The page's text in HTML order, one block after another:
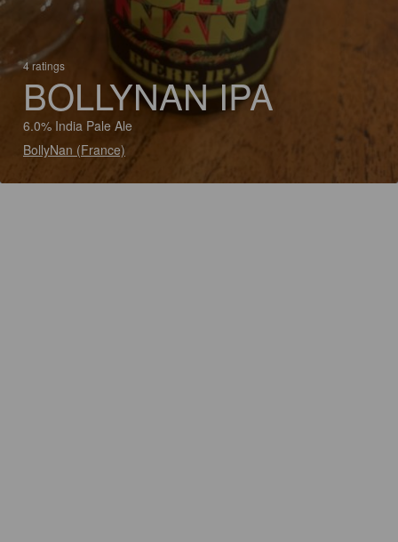
4 ratings
BOLLYNAN IPA
6.0% India Pale Ale
BollyNan (France)